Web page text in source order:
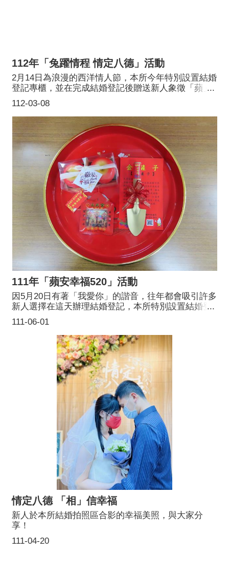
112年「兔躍情程 情定八德」活動
112-03-08
2月14日為浪漫的西洋情人節，本所今年特別設置結婚
登記專櫃，並在完成結婚登記後贈送新人象徵「蘋」
安幸福、早生貴子的蘋果蠟燭及金鏟子，民政局也特
別加碼贈送景福宮註生娘娘助孕皮革鑰匙圈祝福新
人。
111年「蘋安幸福520」活動
111-06-01
因5月20日有著「我愛你」的諧音，往年都會吸引許多
新人選擇在這天辦理結婚登記，本所特別設置結婚登
記專櫃，並贈送結婚新人象徵平安又喜氣的蘋果蠟燭
及金鏟子，祝福新人「蘋」安幸福、早生貴子。
情定八德 「相」信幸福
111-04-20
新人於本所結婚拍照區合影的幸福美照，與大家分
享！